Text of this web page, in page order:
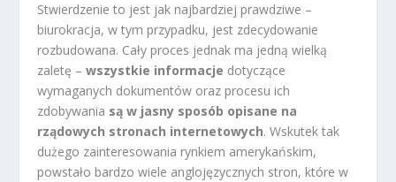
Stwierdzenie to jest jak najbardziej prawdziwe –
biurokracja, w tym przypadku, jest zdecydowanie
rozbudowana. Cały proces jednak ma jedną wielką
zaletę –wszystkie informacje dotyczące
wymaganych dokumentów oraz procesu ich
zdobywania są w jasny sposób opisane na
rządowych stronach internetowych. Wskutek tak
dużego zainteresowania rynkiem amerykańskim,
powstało bardzo wiele anglojęzycznych stron, które w